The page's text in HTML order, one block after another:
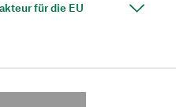
für die EU